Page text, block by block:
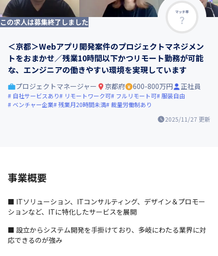
マッチ率
この求人は募集終了しました
＜京都＞Webアプリ開発案件のプロジェクトマネジメン
トをおまかせ／残業10時間以下かつリモート勤務が可能
な、エンジニアの働きやすい環境を実現しています
2025/11/27 更新
プロジェクトマネージャー 京都府 600-800万円 正社員
自社サービスあり リモートワーク可 フルリモート可 服装自由
ベンチャー企業 残業月20時間未満 裁量労働制あり
事業概要
■ ITソリューション、ITコンサルティング、デザイン＆プロモー
ションなど、ITに特化したサービスを展開
■ 設立からシステム開発を手掛けており、多岐にわたる業界に対
応できるのが強み